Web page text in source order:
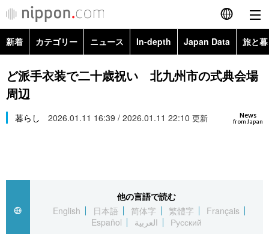
English
简体字
Русский
カテゴリー
経済・ビジネス
国際
トップ
アーカイブ
In-depth
Japan Data
新着 カテゴリー ニュース In-depth Japan Data 旅と
政治・外交
経済・ビジネス
Topics
ど派手衣装で二十歳祝い 北九州市の式典会場
周辺
News
from Japan
暮らし 2026.01.11 16:39 / 2026.01.11 22:10 更新
他の言語で読む
English
日本語 简体字 繁體字
Français
Español
العربية Русский